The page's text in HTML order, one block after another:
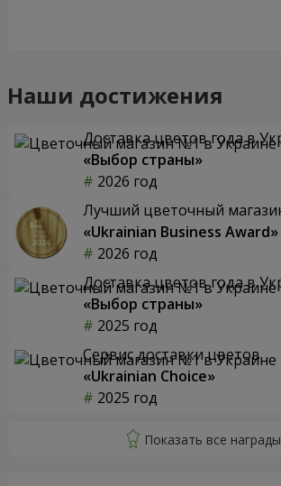
Наши достижения
Доставка цветов года в
«Выбор страны»
2026 год
Лучший цветочный
«Ukrainian Business Award»
2026 год
Доставка цветов года в
«Выбор страны»
2025 год
Сервис доставки цветов
«Ukrainian Choice»
2025 год